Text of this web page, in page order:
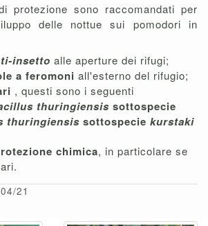
protezione sono raccomandati per
delle nottue sui pomodori in
insetto alle aperture dei rifugi;
a feromoni all'esterno del rifugio;
, questi sono i seguenti
thuringiensis sottospecie
thuringiensis sottospecie kurstaki
chimica, in particolare se
21